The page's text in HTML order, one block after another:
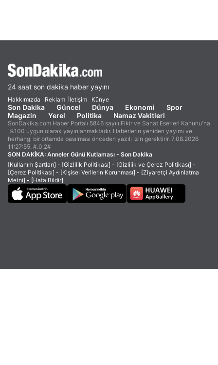
24 saat son dakika haber yayını
Hakkımızda Reklam İletişim Künye
Son Dakika Güncel Dünya Ekonomi
Spor
Magazin
Yerel Politika Namaz Vakitleri
SonDakika.com Haber Portalı 5846 sayılı Fikir ve Sanat Eserleri Kanunu'na
%100 uygun olarak yayınlanmaktadır. Haberlerin yeniden yayımı ve
herhangi bir ortamda basılması önceden yazılı izin gerektirir. 7.08.2026
11:27:55. #.0.2#
SON DAKİKA: Anneler Günü Kutlaması - Son Dakika
[Kullanım Şartları] - [Gizlilik Politikası] - [Gizlilik ve Çerez Politikası] -
[Çerez Politikası] - [Kişisel Verilerin Korunması] - [Ziyaretçi Aydınlatma
Metni] - [Hata Bildir]